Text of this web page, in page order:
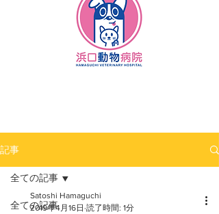
記事
全ての記事
全ての記事
Satoshi Hamaguchi
2019年4月16日 読了時間: 1分